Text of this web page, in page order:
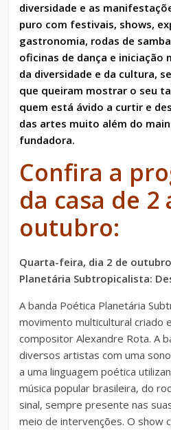
diversidade e as
puro com festivais, shows,
gastronomia, rodas de
oficinas de dança e iniciação
da diversidade e da cultura,
que queiram mostrar o seu
quem está ávido a curtir e
das artes muito além do
fundadora.
Confira a
da casa de 2
outubro:
Quarta-feira, dia 2 de
Planetária Subtropicalista:
A banda Poética Planetária
movimento multicultural criado
compositor Alexandre Rota. A
diversos artistas com uma
a uma linguagem poética
música popular brasileira, do
sinal, sempre presente nas
meio de intervenções. O show